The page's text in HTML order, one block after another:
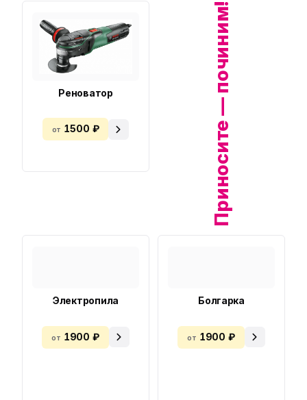
Реноватор
от 1500 ₽
Электропила
от 1900 ₽
Болгарка
от 1900 ₽
Приносите — починим!